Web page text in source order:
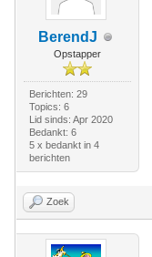
BerendJ
Opstapper
Berichten: 29
Topics: 6
Lid sinds: Apr 2020
Bedankt: 6
5 x bedankt in 4
berichten
Zoek